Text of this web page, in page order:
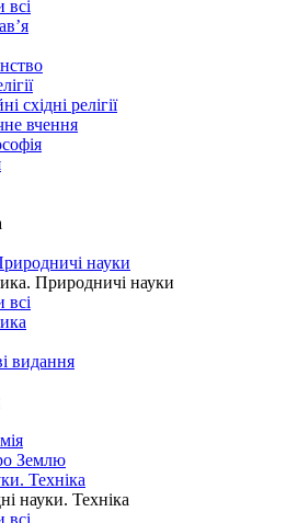
всі
східні релігії
вчення
науки
Природничі науки
всі
видання
Землю
Техніка
науки. Техніка
всі